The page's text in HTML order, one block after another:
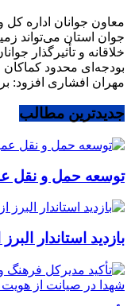
معاون جوانان اداره
جوان استان می‌تواند
خلاقانه و تأثیرگذار
بودجه‌ای محدود
مهران افشاری افزود:
جدیدترین مطالب
توسعه حمل و نقل
بازدید استاندار